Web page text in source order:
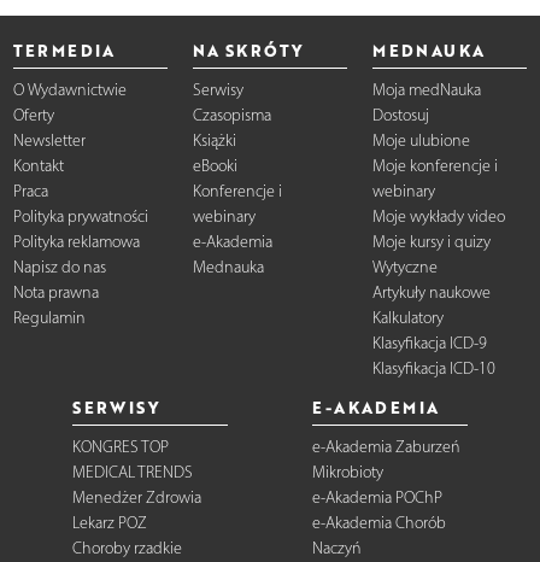
TERMEDIA
O Wydawnictwie
Oferty
Newsletter
Kontakt
Praca
Polityka prywatności
Polityka reklamowa
Napisz do nas
Nota prawna
Regulamin
NA SKRÓTY
Serwisy
Czasopisma
Książki
eBooki
Konferencje i
webinary
e-Akademia
Mednauka
MEDNAUKA
Moja medNauka
Dostosuj
Moje ulubione
Moje konferencje i
webinary
Moje wykłady video
Moje kursy i quizy
Wytyczne
Artykuły naukowe
Kalkulatory
Klasyfikacja ICD-9
Klasyfikacja ICD-10
SERWISY
KONGRES TOP
MEDICAL TRENDS
Menedżer Zdrowia
Lekarz POZ
Choroby rzadkie
E-AKADEMIA
e-Akademia Zaburzeń
Mikrobioty
e-Akademia POChP
e-Akademia Chorób
Naczyń